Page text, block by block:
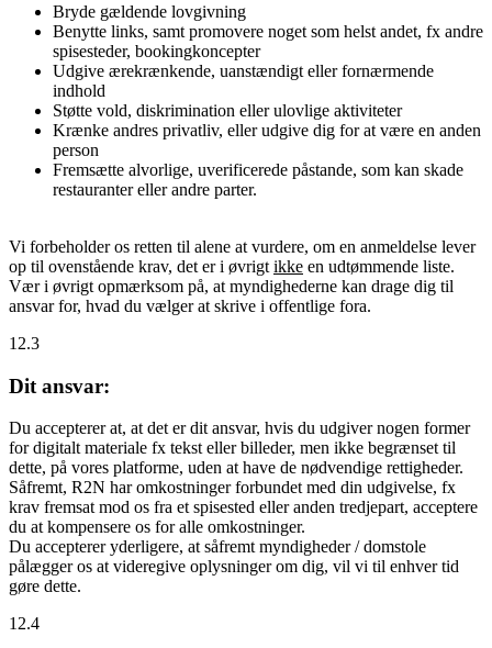
Bryde gældende lovgivning
Benytte links, samt promovere noget som helst andet, fx andre
spisesteder, bookingkoncepter
Udgive ærekrænkende, uanstændigt eller fornærmende
indhold
Støtte vold, diskrimination eller ulovlige aktiviteter
Krænke andres privatliv, eller udgive dig for at være en anden
person
Fremsætte alvorlige, uverificerede påstande, som kan skade
restauranter eller andre parter.
Vi forbeholder os retten til alene at vurdere, om en anmeldelse lever
op til ovenstående krav, det er i øvrigt ikke en udtømmende liste.
Vær i øvrigt opmærksom på, at myndighederne kan drage dig til
ansvar for, hvad du vælger at skrive i offentlige fora.
12.3
Dit ansvar:
Du accepterer at, at det er dit ansvar, hvis du udgiver nogen former
for digitalt materiale fx tekst eller billeder, men ikke begrænset til
dette, på vores platforme, uden at have de nødvendige rettigheder.
Såfremt, R2N har omkostninger forbundet med din udgivelse, fx
krav fremsat mod os fra et spisested eller anden tredjepart, acceptere
du at kompensere os for alle omkostninger.
Du accepterer yderligere, at såfremt myndigheder / domstole
pålægger os at videregive oplysninger om dig, vil vi til enhver tid
gøre dette.
12.4